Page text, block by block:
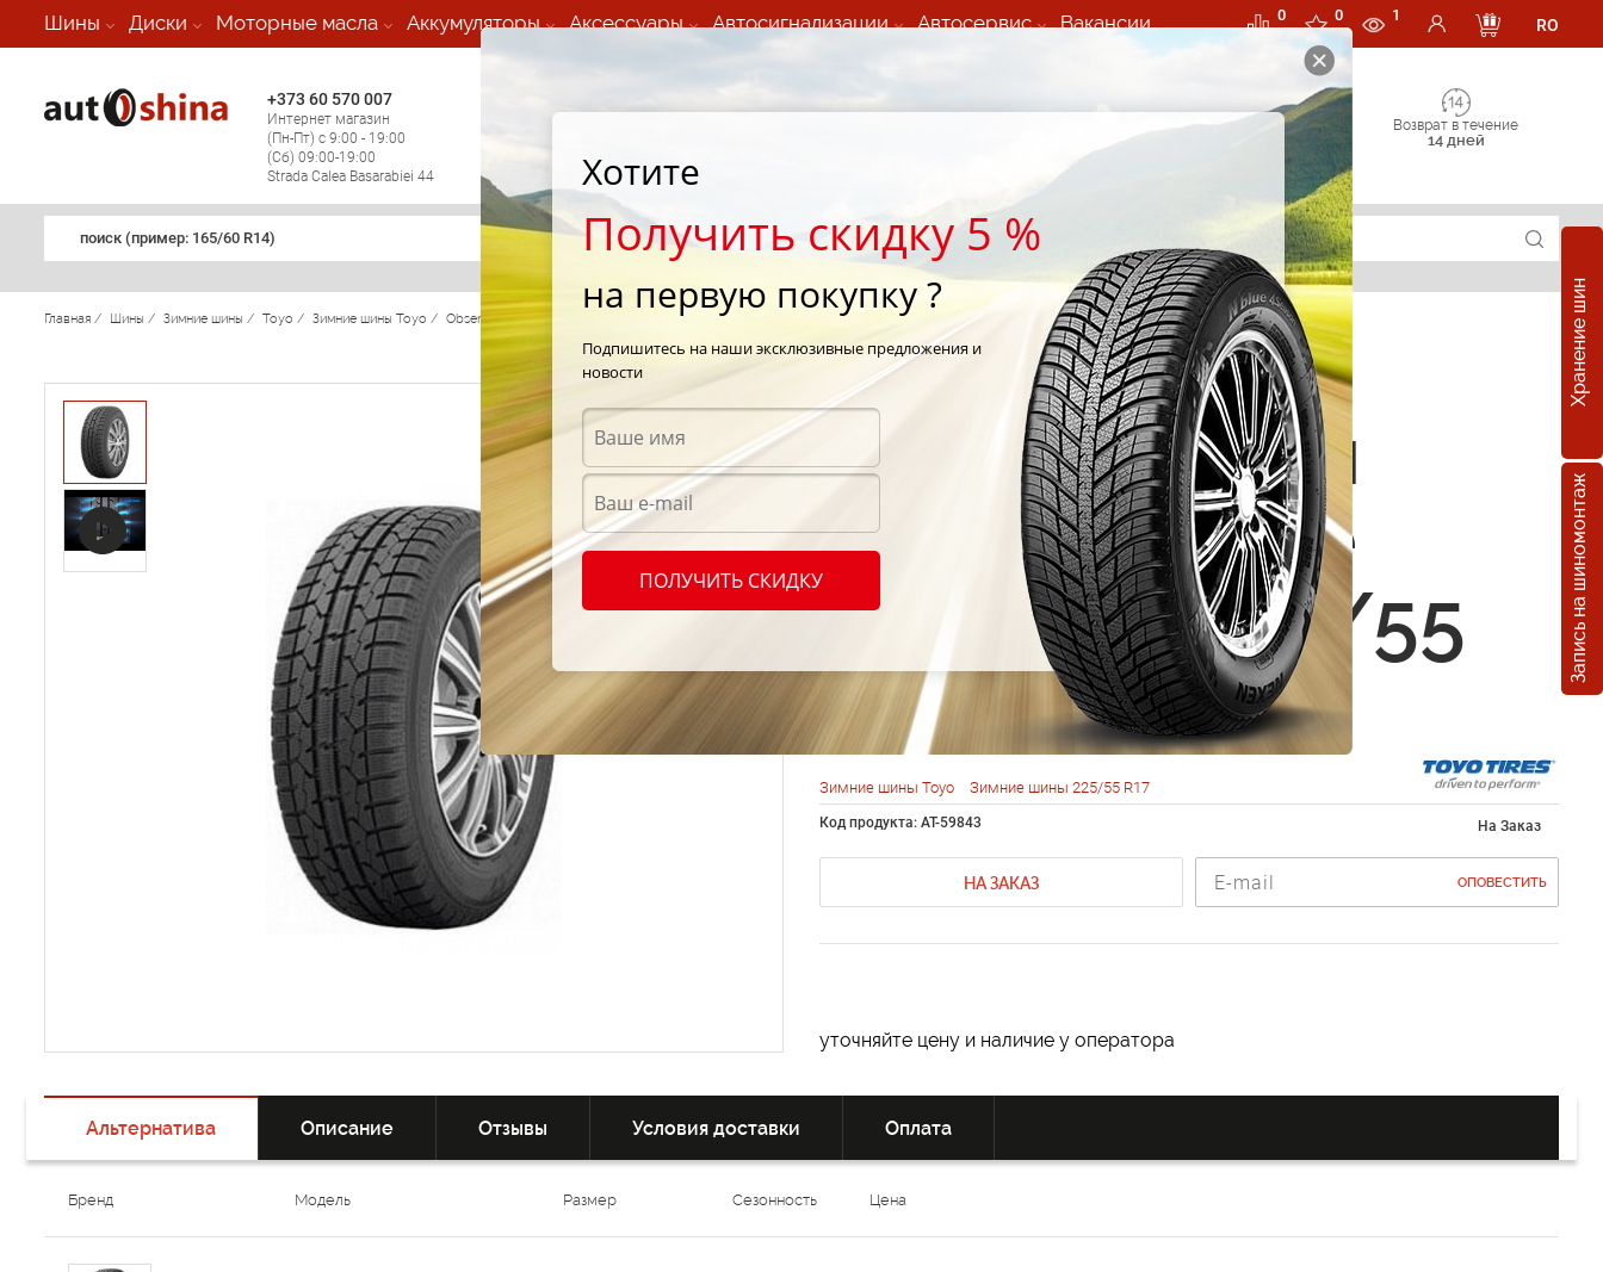
Шины Диски Моторные масла Аккумуляторы Аксессуары Автосигнализации Автосервис Вакансии 0 0 1
RO
+373 60 570 007
Интернет магазин
(Пн-Пт) с 9:00 - 19:00
(Сб) 09:00-19:00
Strada Calea Basarabiei 44
Мобильный шиномонтаж 24/7
Возврат в течение
14 дней
поиск (примеp: 165/60 R14)
Хранение шин
Запись на шиномонтаж
Главная / Шины / Зимние шины / Toyo / Зимние шины Toyo / Observe Garit GIZ Toyo Observe Garit GIZ 225/55 R17 97Q
Зимние шины
Toyo Observe
Garit GIZ 225/55
R17 97Q
Зимние шины Toyo Зимние шины 225/55 R17
Код продукта: AT-59843 На Заказ
НА ЗАКАЗ ОПОВЕСТИТЬ
уточняйте цену и наличие у оператора
Альтернатива Описание Отзывы Условия доставки Оплата
Бренд Модель Размер Сезонность Цена
Хотите
Получить скидку 5 %
на первую покупку ?
Подпишитесь на наши эксклюзивные предложения и
новости
ПОЛУЧИТЬ СКИДКУ